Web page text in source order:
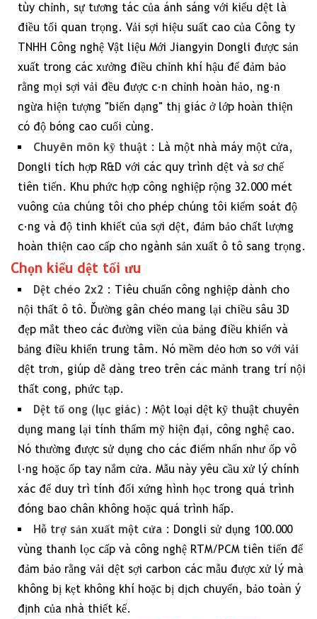
carbon
màu
2
Chọn
kiểu
dệt
tối
ưu
3
Chọn
trọng
lượng
vải
chính
(GSM)
4
số
kỹ
thuật:
So
sánh
dệt
sợi
carbon
màu
5
tùy chỉnh, sự tương tác của ánh sáng với kiểu dệt là
điều tối quan trọng. Vải sợi hiệu suất cao của Công ty
TNHH Công nghệ Vật liệu Mới Jiangyin Dongli được sản
xuất trong các xưởng điều chỉnh khí hậu để đảm bảo
rằng mọi sợi vải đều được căn chỉnh hoàn hảo, ngăn
ngừa hiện tượng "biến dạng" thị giác ở lớp hoàn thiện
có độ bóng cao cuối cùng.
Chuyên môn kỹ thuật : Là một nhà máy một cửa,
Dongli tích hợp R&D với các quy trình dệt và sơ chế
tiên tiến. Khu phức hợp công nghiệp rộng 32.000 mét
vuông của chúng tôi cho phép chúng tôi kiểm soát độ
căng và độ tinh khiết của sợi dệt, đảm bảo chất lượng
hoàn thiện cao cấp cho ngành sản xuất ô tô sang trọng.
Chọn kiểu dệt tối ưu
Dệt chéo 2x2 : Tiêu chuẩn công nghiệp dành cho
nội thất ô tô. Đường gân chéo mang lại chiều sâu 3D
đẹp mắt theo các đường viền của bảng điều khiển và
bảng điều khiển trung tâm. Nó mềm dẻo hơn so với vải
dệt trơn, giúp dễ dàng treo trên các mảnh trang trí nội
thất cong, phức tạp.
Dệt tổ ong (lục giác) : Một loại dệt kỹ thuật chuyên
dụng mang lại tính thẩm mỹ hiện đại, công nghệ cao.
Nó thường được sử dụng cho các điểm nhấn như ốp vô
lăng hoặc ốp tay nắm cửa. Mẫu này yêu cầu xử lý chính
xác để duy trì tính đối xứng hình học trong quá trình
đóng bao chân không hoặc quá trình hấp.
Hỗ trợ sản xuất một cửa : Dongli sử dụng 100.000
vùng thanh lọc cấp và công nghệ RTM/PCM tiên tiến để
đảm bảo rằng vải dệt sợi carbon các mẫu được xử lý mà
không bị kẹt không khí hoặc bị dịch chuyển, bảo toàn ý
định của nhà thiết kế.